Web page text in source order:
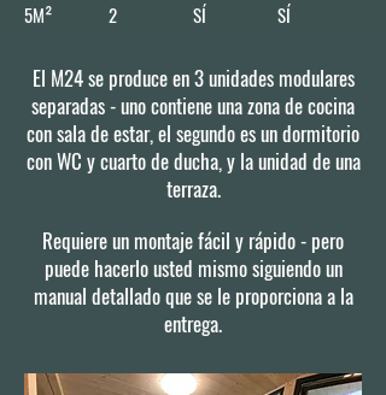
5M² 2 SÍ SÍ
El M24 se produce en 3 unidades modulares
separadas - uno contiene una zona de cocina
con sala de estar, el segundo es un dormitorio
con WC y cuarto de ducha, y la unidad de una
terraza.
Requiere un montaje fácil y rápido - pero
puede hacerlo usted mismo siguiendo un
manual detallado que se le proporciona a la
entrega.